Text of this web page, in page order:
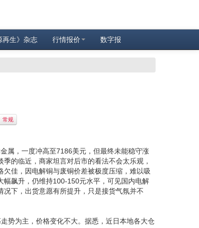
再生》杂志 行情报价 数字报
常规
属，一度冲高至7186美元，但最终未能稳守涨
的临近，商家坦言对后市的看法不会太乐观，
佳，因电解铜与废铜价差被极度压缩，难以吸
幅飙升，仍维持100-150元水平，可见国内电解
下，出货意愿有所提升，只是接货气氛并不
势为主，价格变化不大。据悉，近日本地各大仓